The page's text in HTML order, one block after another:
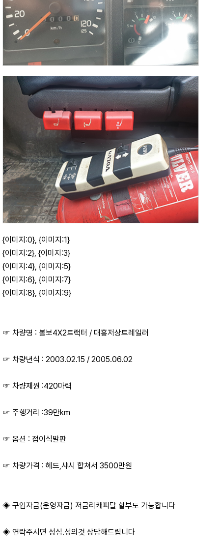
{이미지:0}, {이미지:1}
{이미지:2}, {이미지:3}
{이미지:4}, {이미지:5}
{이미지:6}, {이미지:7}
{이미지:8}, {이미지:9}
☞ 차량명 : 볼보4X2트랙터 / 대흥저상트레일러
☞ 차량년식 : 2003.02.15 / 2005.06.02
☞ 차량제원 :420마력
☞ 주행거리 :39만km
☞ 옵션 : 접이식발판
☞ 차량가격 : 헤드,샤시 합쳐서 3500만원
◈ 구입자금(운영자금) 저금리캐피탈 할부도 가능합니다
◈ 연락주시면 성심.성의것 상담해드립니다